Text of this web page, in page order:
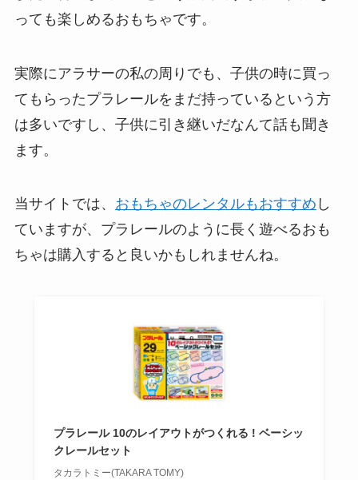
っても楽しめるおもちゃです。
実際にアラサーの私の周りでも、子供の時に買っ
てもらったプラレールをまだ持っているという方
は多いですし、子供に引き継いだなんて話も聞き
ます。
当サイトでは、 おもちゃのレンタルもおすすめ し
ていますが、プラレールのように長く遊べるおも
ちゃは購入すると良いかもしれませんね。
プラレール 10のレイアウトがつくれる ! ベーシッ
クレールセット
タカラトミー(TAKARA TOMY)